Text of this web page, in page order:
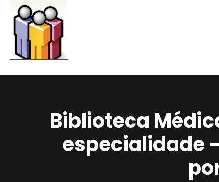
Biblioteca
especialidade